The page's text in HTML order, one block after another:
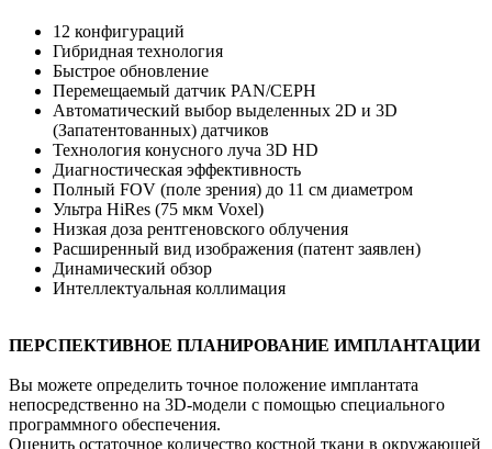
12 конфигураций
Гибридная технология
Быстрое обновление
Перемещаемый датчик PAN/CEPH
Автоматический выбор выделенных 2D и 3D
(Запатентованных) датчиков
Технология конусного луча 3D HD
Диагностическая эффективность
Полный FOV (поле зрения) до 11 см диаметром
Ультра HiRes (75 мкм Voxel)
Низкая доза рентгеновского облучения
Расширенный вид изображения (патент заявлен)
Динамический обзор
Интеллектуальная коллимация
ПЕРСПЕКТИВНОЕ ПЛАНИРОВАНИЕ ИМПЛАНТАЦИИ
Вы можете определить точное положение имплантата
непосредственно на 3D-модели с помощью специального
программного обеспечения.
Оценить остаточное количество костной ткани в окружающей